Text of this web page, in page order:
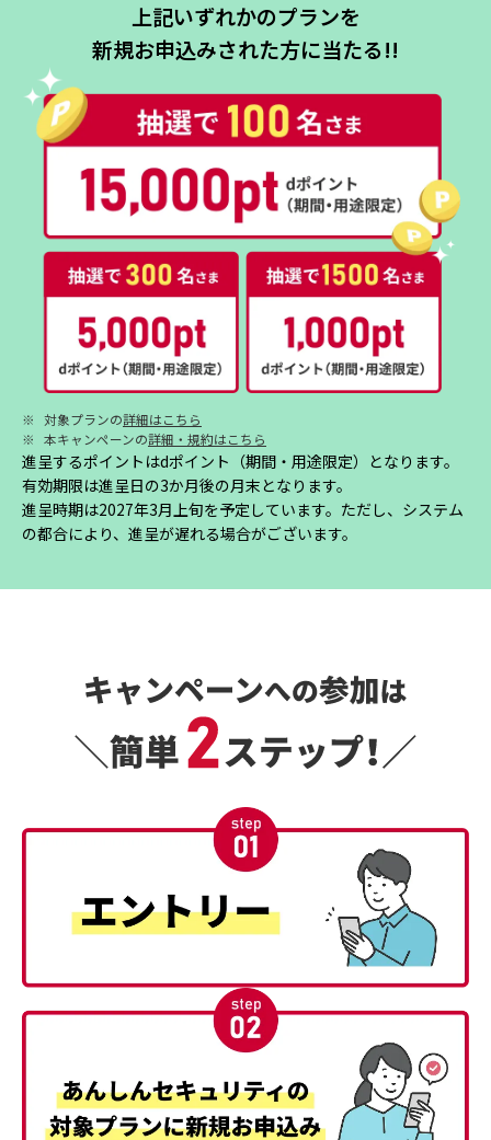
上記いずれかのプランを
新規お申込みされた方に当たる!!
※ 対象プランの詳細はこちら
※ 本キャンペーンの詳細・規約はこちら
進呈するポイントはdポイント（期間・用途限定）となります。
有効期限は進呈日の3か月後の月末となります。
進呈時期は2027年3月上旬を予定しています。ただし、システム
の都合により、進呈が遅れる場合がございます。